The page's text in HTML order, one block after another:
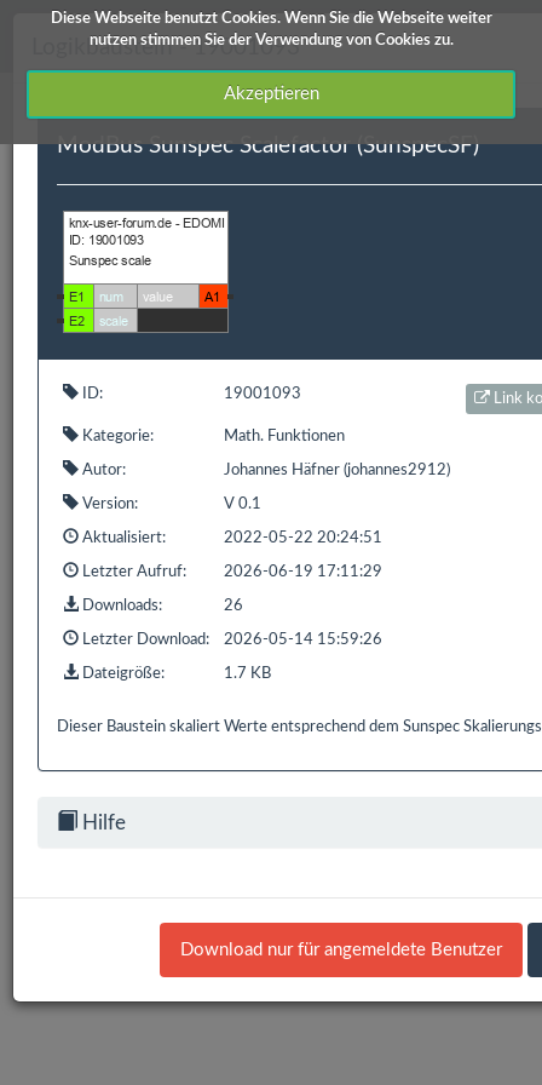
Diese Webseite benutzt Cookies. Wenn Sie die Webseite weiter
nutzen stimmen Sie der Verwendung von Cookies zu.
Akzeptieren
knx-user-forum Service
ETS Produktdatenbanken
Edomi
Kurzbeschreibung Autor
19001093
ModBus Sunspec
(SunspecSF)
1 bis 1 von 1 Einträgen (gefiltert von 848 Einträgen)
Zurück 1 Nächste
Bereits319.183Downloads mit593.9 GBgezählt seit:
Liste Sonstiges Liste ETS
Logikbaustein - 19001093
ModBus Sunspec Scalefactor (SunspecSF)
ID: 19001093 Link
Kategorie: Math. Funktionen
Autor: Johannes Häfner (johannes2912)
Version: V 0.1
Aktualisiert: 2022-05-22 20:24:51
Letzter Aufruf: 2026-06-19 17:11:29
Downloads: 26
Letzter Download: 2026-05-14 15:59:26
Dateigröße: 1.7 KB
Dieser Baustein skaliert Werte entsprechend dem Sunspec
Hilfe
Download nur für angemeldete Benutzer